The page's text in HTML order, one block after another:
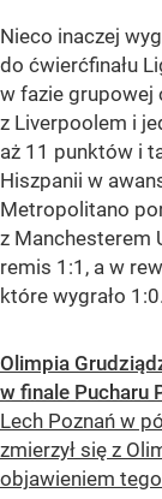
Nieco inaczej
do ćwierćfinału
w fazie grupowej
z Liverpoolem i
aż 11 punktów i
Hiszpanii w
Metropolitano
z Manchesterem
remis 1:1, a w
które wygrało 1:0.
Olimpia
w finale Pucharu
Lech Poznań w
zmierzył się z
objawieniem